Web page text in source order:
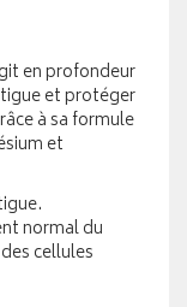
en profondeur
et protéger
à sa formule
et
normal du
cellules